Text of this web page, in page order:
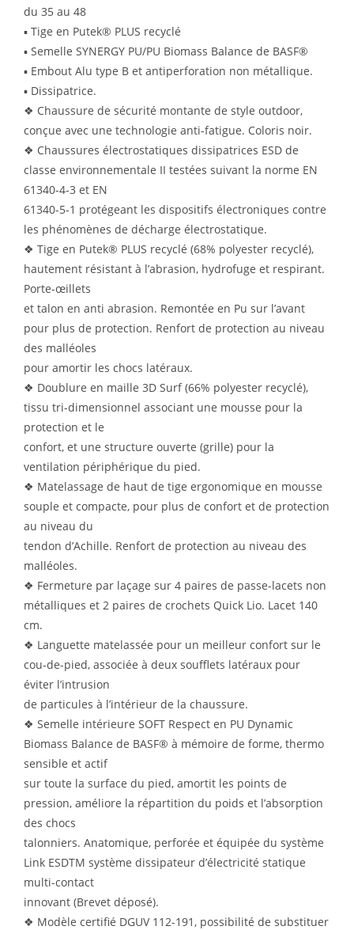
du 35 au 48
▪ Tige en Putek® PLUS recyclé
▪ Semelle SYNERGY PU/PU Biomass Balance de BASF®
▪ Embout Alu type B et antiperforation non métallique.
▪ Dissipatrice.
❖ Chaussure de sécurité montante de style outdoor,
conçue avec une technologie anti-fatigue. Coloris noir.
❖ Chaussures électrostatiques dissipatrices ESD de
classe environnementale II testées suivant la norme EN
61340-4-3 et EN
61340-5-1 protégeant les dispositifs électroniques contre
les phénomènes de décharge électrostatique.
❖ Tige en Putek® PLUS recyclé (68% polyester recyclé),
hautement résistant à l’abrasion, hydrofuge et respirant.
Porte-œillets
et talon en anti abrasion. Remontée en Pu sur l’avant
pour plus de protection. Renfort de protection au niveau
des malléoles
pour amortir les chocs latéraux.
❖ Doublure en maille 3D Surf (66% polyester recyclé),
tissu tri-dimensionnel associant une mousse pour la
protection et le
confort, et une structure ouverte (grille) pour la
ventilation périphérique du pied.
❖ Matelassage de haut de tige ergonomique en mousse
souple et compacte, pour plus de confort et de protection
au niveau du
tendon d’Achille. Renfort de protection au niveau des
malléoles.
❖ Fermeture par laçage sur 4 paires de passe-lacets non
métalliques et 2 paires de crochets Quick Lio. Lacet 140
cm.
❖ Languette matelassée pour un meilleur confort sur le
cou-de-pied, associée à deux soufflets latéraux pour
éviter l’intrusion
de particules à l’intérieur de la chaussure.
❖ Semelle intérieure SOFT Respect en PU Dynamic
Biomass Balance de BASF® à mémoire de forme, thermo
sensible et actif
sur toute la surface du pied, amortit les points de
pression, améliore la répartition du poids et l’absorption
des chocs
talonniers. Anatomique, perforée et équipée du système
Link ESDTM système dissipateur d’électricité statique
multi-contact
innovant (Brevet déposé).
❖ Modèle certifié DGUV 112-191, possibilité de substituer